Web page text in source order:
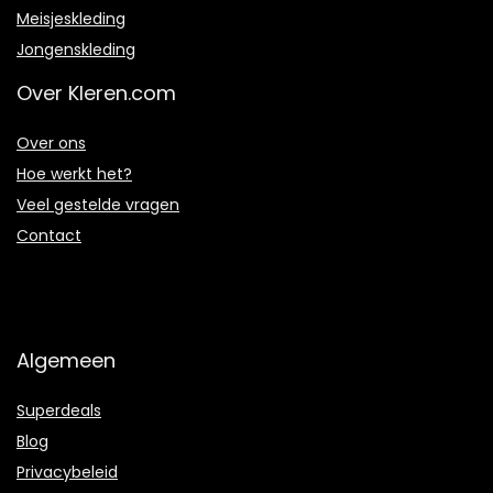
Meisjeskleding
Jongenskleding
Over Kleren.com
Over ons
Hoe werkt het?
Veel gestelde vragen
Contact
Algemeen
Superdeals
Blog
Privacybeleid